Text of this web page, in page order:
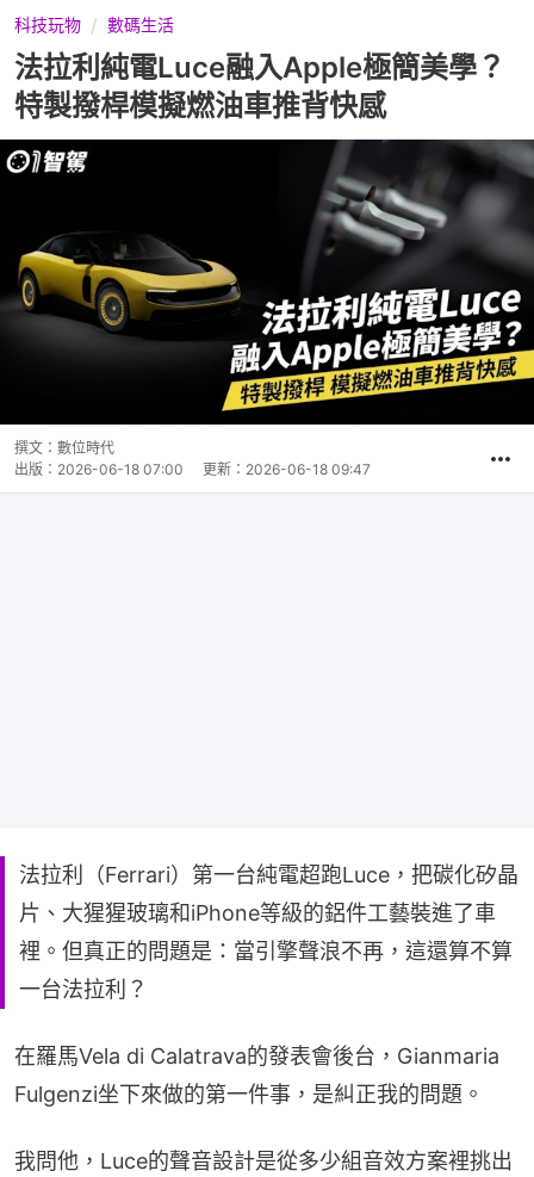
科技玩物 數碼生活
法拉利純電Luce融入Apple極簡美學？
特製撥桿模擬燃油車推背快感
撰文： 數位時代
出版： 2026-06-18 07:00 更新： 2026-06-18 09:47
法拉利（Ferrari）第一台純電超跑Luce，把碳化矽晶
片、大猩猩玻璃和iPhone等級的鋁件工藝裝進了車
裡。但真正的問題是：當引擎聲浪不再，這還算不算
一台法拉利？
在羅馬Vela di Calatrava的發表會後台，Gianmaria
Fulgenzi坐下來做的第一件事，是糾正我的問題。
我問他，Luce的聲音設計是從多少組音效方案裡挑出